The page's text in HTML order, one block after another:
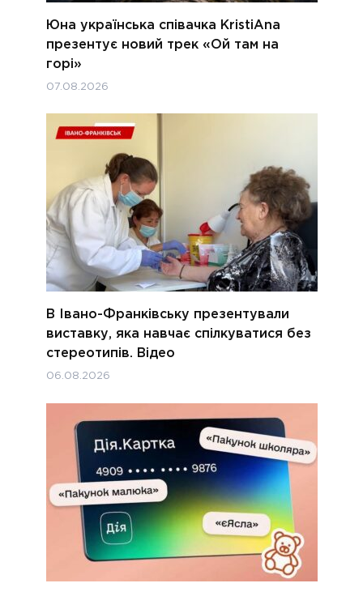
Юна українська співачка KristiAna
презентує новий трек «Ой там на
горі»
07.08.2026
В Івано-Франківську презентували
виставку, яка навчає спілкуватися без
стереотипів. Відео
06.08.2026